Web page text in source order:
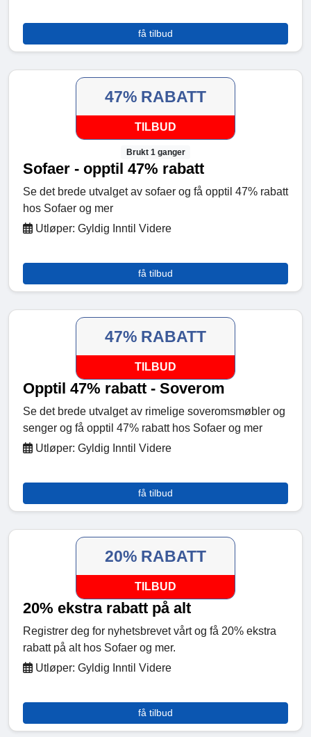
få tilbud
47% RABATT
TILBUD
Brukt 1 ganger
Sofaer - opptil 47% rabatt
Se det brede utvalget av sofaer og få opptil 47% rabatt
hos Sofaer og mer
Utløper: Gyldig Inntil Videre
få tilbud
47% RABATT
TILBUD
Opptil 47% rabatt - Soverom
Se det brede utvalget av rimelige soveromsmøbler og
senger og få opptil 47% rabatt hos Sofaer og mer
Utløper: Gyldig Inntil Videre
få tilbud
20% RABATT
TILBUD
20% ekstra rabatt på alt
Registrer deg for nyhetsbrevet vårt og få 20% ekstra
rabatt på alt hos Sofaer og mer.
Utløper: Gyldig Inntil Videre
få tilbud